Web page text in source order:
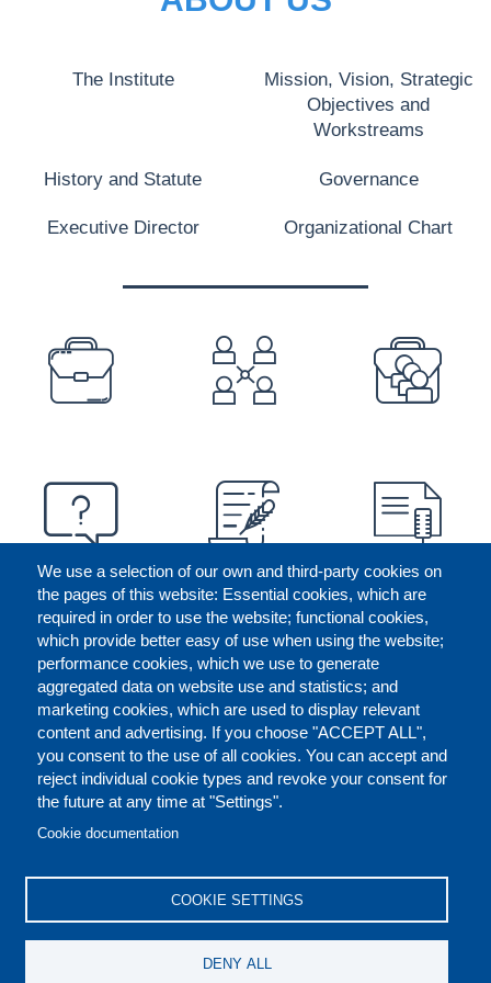
We use a selection of our own and third-party cookies on
the pages of this website: Essential cookies, which are
required in order to use the website; functional cookies,
which provide better easy of use when using the website;
performance cookies, which we use to generate
aggregated data on website use and statistics; and
marketing cookies, which are used to display relevant
content and advertising. If you choose "ACCEPT ALL",
you consent to the use of all cookies. You can accept and
reject individual cookie types and revoke your consent for
the future at any time at "Settings".
Cookie documentation
COOKIE SETTINGS
DENY ALL
The Institute
Mission, Vision, Strategic
Objectives and
Workstreams
History and Statute Governance
Executive Director Organizational Chart
PREFOOTER
FOOTER
CONTACT US LEGAL
REPORT MISCONDUCT